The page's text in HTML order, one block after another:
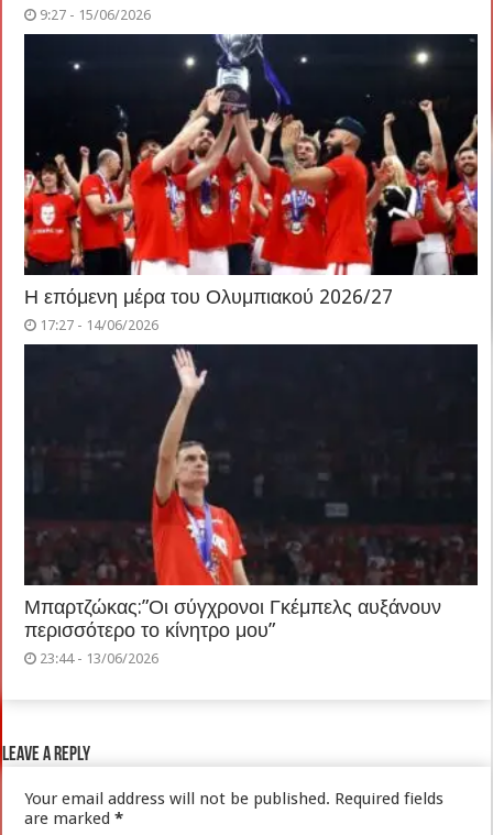
9:27 - 15/06/2026
Η επόμενη μέρα του Ολυμπιακού 2026/27
17:27 - 14/06/2026
Μπαρτζώκας:”Οι σύγχρονοι Γκέμπελς αυξάνουν
περισσότερο το κίνητρο μου”
23:44 - 13/06/2026
Leave a Reply
Your email address will not be published. Required fields
are marked*